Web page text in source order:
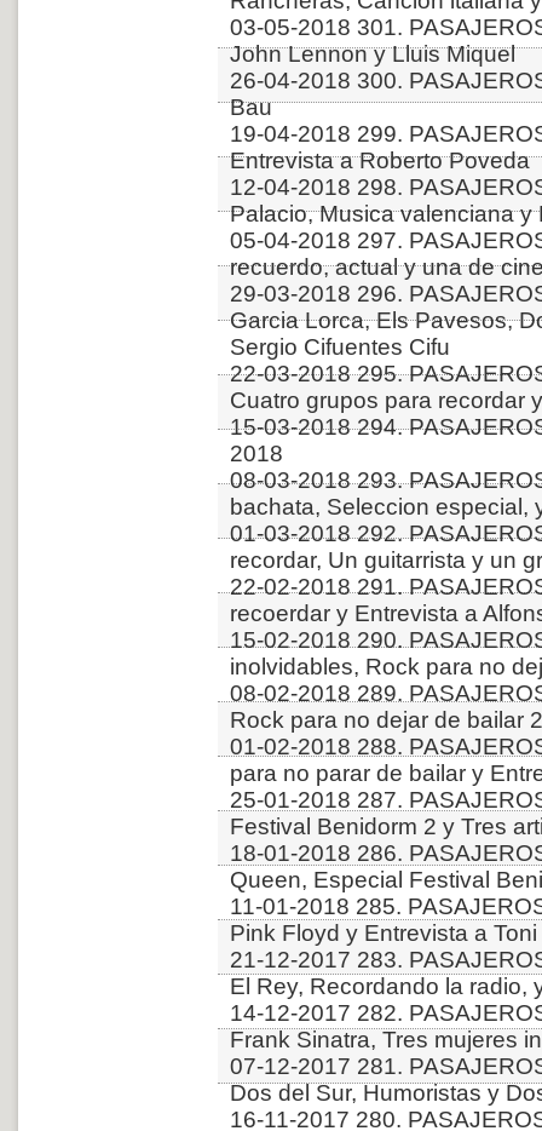
03-05-2018 301.
John Lennon y Lluis Miquel
26-04-2018 300.
Bau
19-04-2018 299.
Entrevista a Roberto Poveda
12-04-2018 298.
Palacio, Musica valenciana y
05-04-2018 297.
recuerdo, actual y una de
29-03-2018 296.
Garcia Lorca, Els Pavesos,
Sergio Cifuentes Cifu
22-03-2018 295.
Cuatro grupos para recordar
15-03-2018 294.
2018
08-03-2018 293.
bachata, Seleccion especial,
01-03-2018 292.
recordar, Un guitarrista y un
22-02-2018 291.
recoerdar y Entrevista a
15-02-2018 290.
inolvidables, Rock para no
08-02-2018 289.
Rock para no dejar de bailar
01-02-2018 288.
para no parar de bailar y
25-01-2018 287.
Festival Benidorm 2 y Tres
18-01-2018 286.
Queen, Especial Festival
11-01-2018 285.
Pink Floyd y Entrevista a
21-12-2017 283.
El Rey, Recordando la radio,
14-12-2017 282.
Frank Sinatra, Tres mujeres
07-12-2017 281.
Dos del Sur, Humoristas y
16-11-2017 280.